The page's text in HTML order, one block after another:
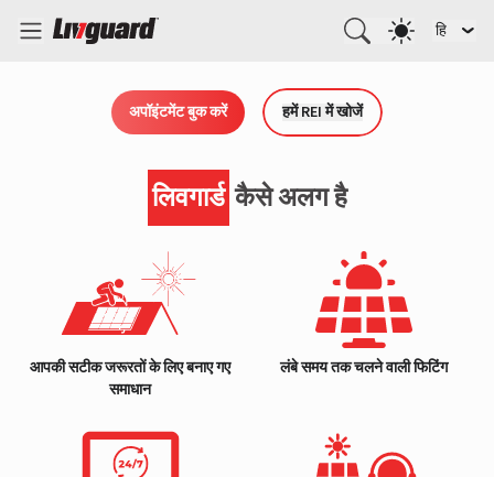
हि
अपॉइंटमेंट बुक करें हमें REI में खोजें
लिवगार्ड कैसे अलग है
आपकी सटीक जरूरतों के लिए बनाए गए
समाधान
लंबे समय तक चलने वाली फिटिंग